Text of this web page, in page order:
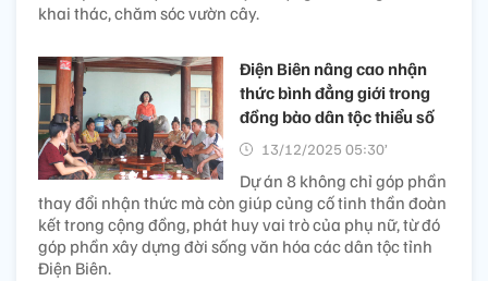
khai thác, chăm sóc vườn cây.
Điện Biên nâng cao nhận
thức bình đẳng giới trong
đồng bào dân tộc thiểu số
13/12/2025 05:30’
Dự án 8 không chỉ góp phần
thay đổi nhận thức mà còn giúp củng cố tinh thần đoàn
kết trong cộng đồng, phát huy vai trò của phụ nữ, từ đó
góp phần xây dựng đời sống văn hóa các dân tộc tỉnh
Điện Biên.